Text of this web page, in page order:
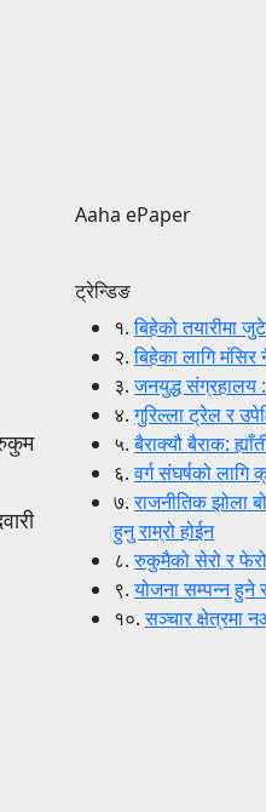
Aaha ePaper
ट्रेन्डिङ
१.बिहेको तयारीमा
२.बिहेका लागि मंसिर
३.जनयुद्ध संग्रहालय
४.गुरिल्ला ट्रेल र
५.बैराक्यौ बैराक:
६.वर्ग संघर्षको लागि
७.राजनीतिक झोला
हुनु राम्रो होईन
८.रुकुमैको सेरो र फेरो
९.योजना सम्पन्न हुने
१०.सञ्चार क्षेत्रमा